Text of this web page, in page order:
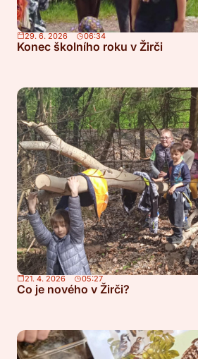
29. 6. 2026 06:34
Konec školního roku v Žirči
21. 4. 2026 05:27
Co je nového v Žirči?